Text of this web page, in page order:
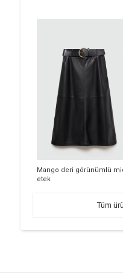
Mango deri görünümlü
etek
Tüm